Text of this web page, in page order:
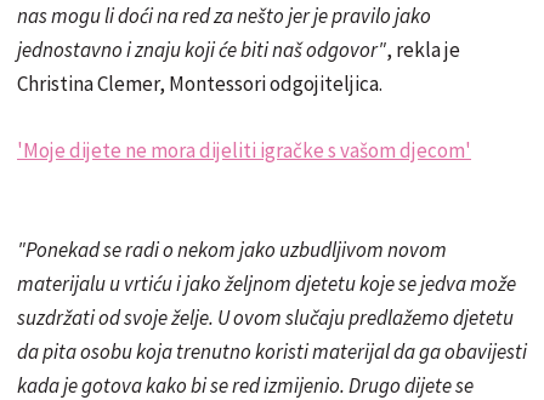
nas mogu li doći na red za nešto jer je pravilo jako
jednostavno i znaju koji će biti naš odgovor", rekla je
Christina Clemer, Montessori odgojiteljica.
'Moje dijete ne mora dijeliti igračke s vašom djecom'
"Ponekad se radi o nekom jako uzbudljivom novom
materijalu u vrtiću i jako željnom djetetu koje se jedva može
suzdržati od svoje želje. U ovom slučaju predlažemo djetetu
da pita osobu koja trenutno koristi materijal da ga obavijesti
kada je gotova kako bi se red izmijenio. Drugo dijete se